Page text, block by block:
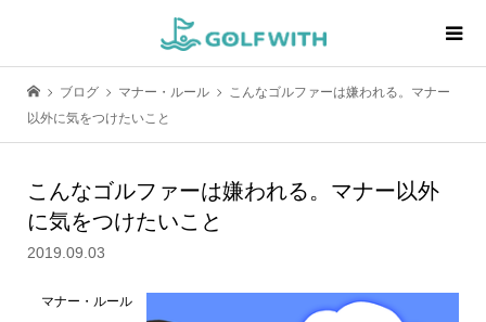
ブログ マナー・ルール
こんなゴルファーは嫌われる。マナー
以外に気をつけたいこと
こんなゴルファーは嫌われる。マナー以外
に気をつけたいこと
2019.09.03
マナー・ルール